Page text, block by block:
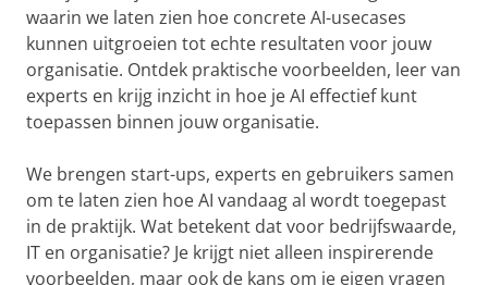
waarin we laten zien hoe concrete AI-usecases
kunnen uitgroeien tot echte resultaten voor jouw
organisatie. Ontdek praktische voorbeelden, leer van
experts en krijg inzicht in hoe je AI effectief kunt
toepassen binnen jouw organisatie.
We brengen start-ups, experts en gebruikers samen
om te laten zien hoe AI vandaag al wordt toegepast
in de praktijk. Wat betekent dat voor bedrijfswaarde,
IT en organisatie? Je krijgt niet alleen inspirerende
voorbeelden, maar ook de kans om je eigen vragen